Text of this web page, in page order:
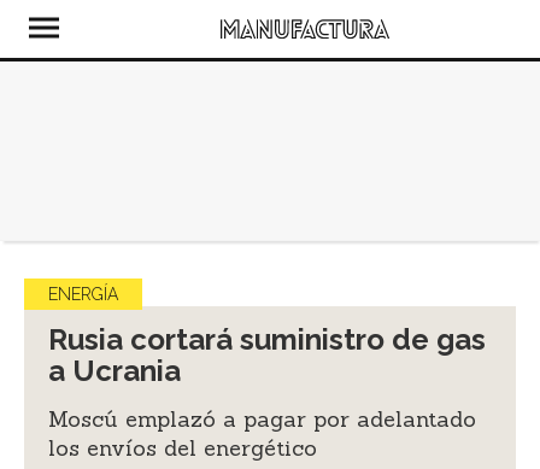
ENERGÍA
Rusia cortará suministro de gas
a Ucrania
Moscú emplazó a pagar por adelantado
los envíos del energético